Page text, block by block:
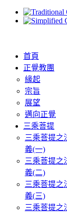
首頁
正覺教團
緣起
宗旨
展望
邁向正覺
三乘菩提
三乘菩提之
義(一)
三乘菩提之
義(二)
三乘菩提之
義(三)
三乘菩提之